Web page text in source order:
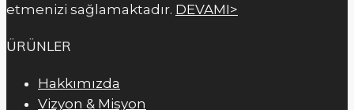
etmenizi sağlamaktadır. DEVAMI>
ÜRÜNLER
Hakkımızda
Vizyon & Misyon